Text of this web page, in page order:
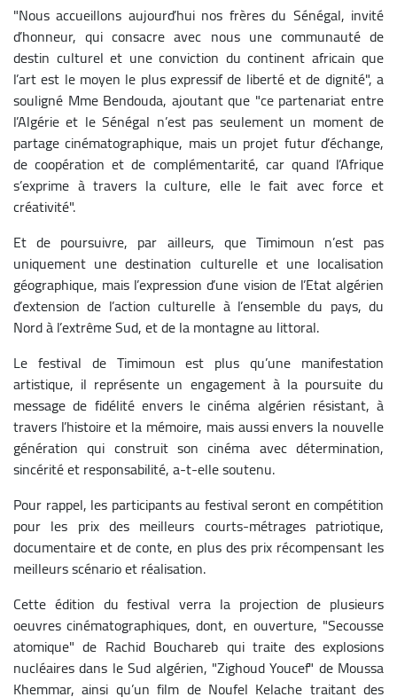
"Nous accueillons aujourd’hui nos frères du Sénégal, invité
d’honneur, qui consacre avec nous une communauté de
destin culturel et une conviction du continent africain que
l’art est le moyen le plus expressif de liberté et de dignité", a
souligné Mme Bendouda, ajoutant que "ce partenariat entre
l’Algérie et le Sénégal n’est pas seulement un moment de
partage cinématographique, mais un projet futur d’échange,
de coopération et de complémentarité, car quand l’Afrique
s’exprime à travers la culture, elle le fait avec force et
créativité".
Et de poursuivre, par ailleurs, que Timimoun n’est pas
uniquement une destination culturelle et une localisation
géographique, mais l’expression d’une vision de l’Etat algérien
d’extension de l’action culturelle à l’ensemble du pays, du
Nord à l’extrême Sud, et de la montagne au littoral.
Le festival de Timimoun est plus qu’une manifestation
artistique, il représente un engagement à la poursuite du
message de fidélité envers le cinéma algérien résistant, à
travers l’histoire et la mémoire, mais aussi envers la nouvelle
génération qui construit son cinéma avec détermination,
sincérité et responsabilité, a-t-elle soutenu.
Pour rappel, les participants au festival seront en compétition
pour les prix des meilleurs courts-métrages patriotique,
documentaire et de conte, en plus des prix récompensant les
meilleurs scénario et réalisation.
Cette édition du festival verra la projection de plusieurs
oeuvres cinématographiques, dont, en ouverture, "Secousse
atomique" de Rachid Bouchareb qui traite des explosions
nucléaires dans le Sud algérien, "Zighoud Youcef" de Moussa
Khemmar, ainsi qu’un film de Noufel Kelache traitant des